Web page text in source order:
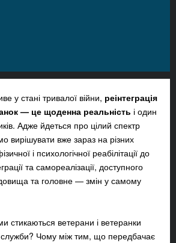
у стані тривалої війни, реінтеграція
— це щоденна реальність і один
Адже йдеться про цілий спектр
вирішувати вже зараз на різних
і психологічної реабілітації до
та самореалізації, доступного
та головне — змін у самому
стикаються ветерани і ветеранки
служби? Чому між тим, що передбачає